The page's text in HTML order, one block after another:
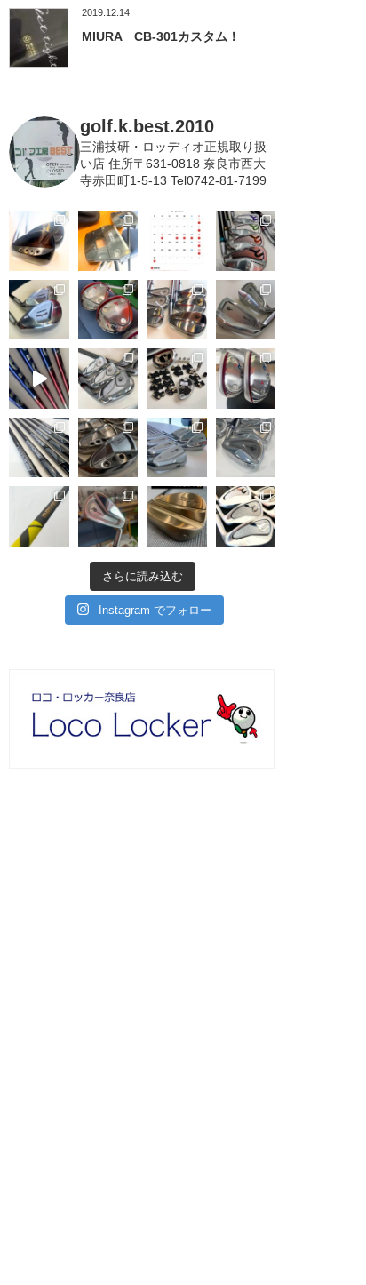
2019.12.14
MIURA CB-301カスタム！
golf.k.best.2010
三浦技研・ロッディオ正規取り扱
い店 住所〒631-0818 奈良市西大
寺赤田町1-5-13 Tel0742-81-7199
さらに読み込む
Instagram でフォロー